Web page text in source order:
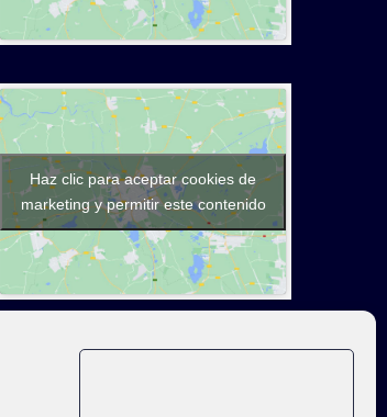
Haz clic para aceptar cookies de
marketing y permitir este contenido